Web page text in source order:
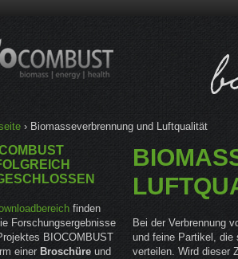
hier
› Biomasseverbrennung und Luftqualität
Bei der Verbrennung
und feine Partikel, die
verteilen. Wird dieser
finden
Forschungsergebnisse
BIOCOMBUST
einer Broschüre und